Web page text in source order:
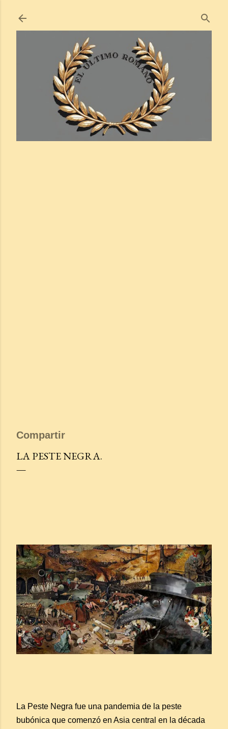
Compartir
LA PESTE NEGRA.
La Peste Negra fue una pandemia de la peste
bubónica que comenzó en Asia central en la década